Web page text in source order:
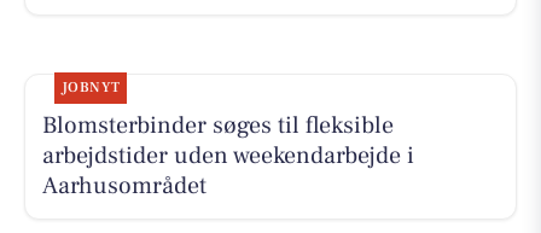
JOBNYT
Blomsterbinder søges til fleksible
arbejdstider uden weekendarbejde i
Aarhusområdet